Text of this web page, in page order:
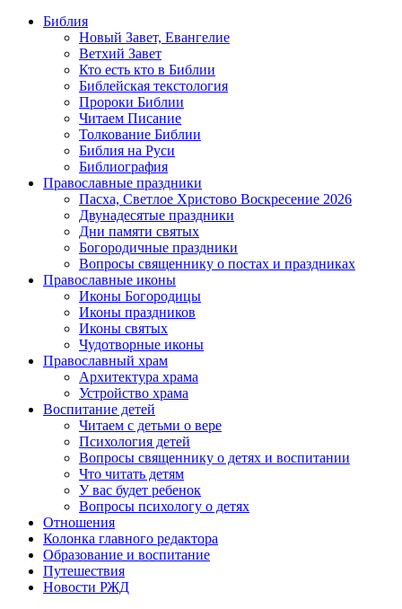
Библия
Новый Завет, Евангелие
Ветхий Завет
Кто есть кто в Библии
Библейская текстология
Пророки Библии
Читаем Писание
Толкование Библии
Библия на Руси
Библиография
Православные праздники
Пасха, Светлое Христово Воскресение 2026
Двунадесятые праздники
Дни памяти святых
Богородичные праздники
Вопросы священнику о постах и праздниках
Православные иконы
Иконы Богородицы
Иконы праздников
Иконы святых
Чудотворные иконы
Православный храм
Архитектура храма
Устройство храма
Воспитание детей
Читаем с детьми о вере
Психология детей
Вопросы священнику о детях и воспитании
Что читать детям
У вас будет ребенок
Вопросы психологу о детях
Отношения
Колонка главного редактора
Образование и воспитание
Путешествия
Новости РЖД